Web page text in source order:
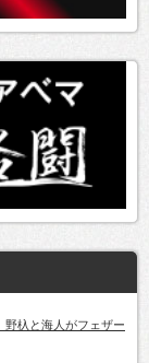
野杁と海人がフェザー